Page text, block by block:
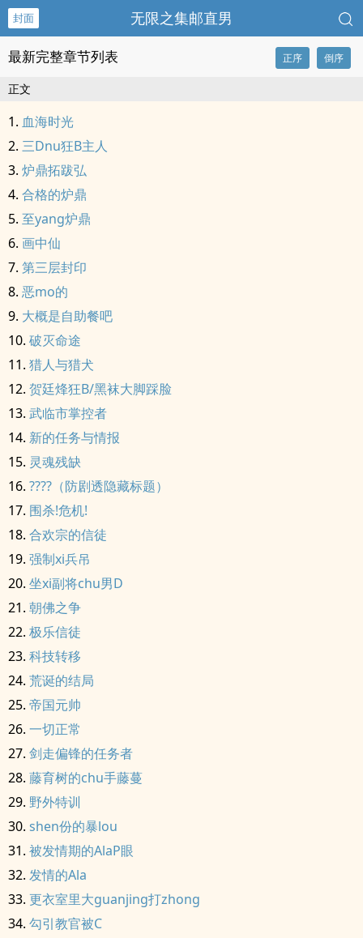
封面 无限之集邮直男
最新完整章节列表 正序 倒序
正文
血海时光
三Dnu狂B主人
炉鼎拓跋弘
合格的炉鼎
至yang炉鼎
画中仙
第三层封印
恶mo的
大概是自助餐吧
破灭命途
猎人与猎犬
贺廷烽狂B/黑袜大脚踩脸
武临市掌控者
新的任务与情报
灵魂残缺
????（防剧透隐藏标题）
围杀!危机!
合欢宗的信徒
强制xi兵吊
坐xi副将chu男D
朝佛之争
极乐信徒
科技转移
荒诞的结局
帝国元帅
一切正常
剑走偏锋的任务者
藤育树的chu手藤蔓
野外特训
shen份的暴lou
被发情期的AlaP眼
发情的Ala
更衣室里大guanjing打zhong
勾引教官被C